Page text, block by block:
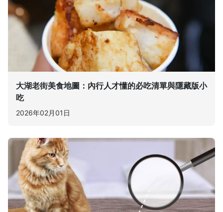
大湖老街美食地圖：內行人才懂的必吃清單與隱藏版小
吃
2026年02月01日